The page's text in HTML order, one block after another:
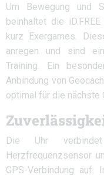
Um Bewegung und
beinhaltet die
kurz Exergames.
anregen und sind
Training. Ein
Anbindung von
optimal für die nächste
Die Uhr
Herzfrequenzsensor
GPS-Verbindung auf.